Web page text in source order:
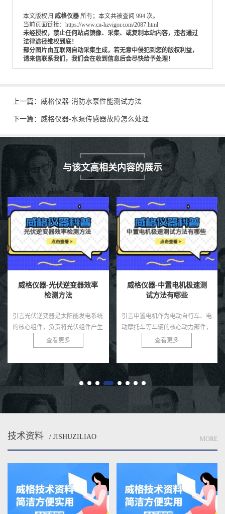
本文版权归 威格仪器 所有；本文共被查阅 994 次。
当前页面链接：https://www.cn-hzvigor.com/2087.html
未经授权，禁止任何站点镜像、采集、或复制本站内容，违者通过
法律途径维权到底！
部分图片由互联网自动采集生成，若无意中侵犯到您的版权利益，
请来信联系我们，我们会在收到信息后会尽快给予处理！
上一篇： 威格仪器-消防水泵性能测试方法
下一篇： 威格仪器-水泵传感器故障怎么处理
与该文高相关内容的展示
威格仪器-中置电机极速测
试方法有哪些
引言中置电机作为电动自行车、电
动摩托车等车辆的核心动力部件，
因其高效的动力传输和优化的重心
分布而备受青睐。在高性能应用场
查看更多
威格仪器-修正正弦波逆变
器测试方法
引言修正正弦波逆变器是一种广泛
应用于家用电器、车载电源和小型
太阳能系统中的电力转换设备，相
较于纯正弦波逆变器，其成本较低
求...
查看更多
技术资料 / JISHUZILIAO MORE